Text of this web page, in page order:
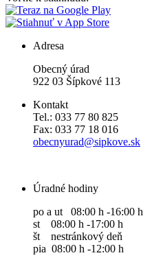
Adresa
Obecný úrad
922 03 Šípkové 113
Kontakt
Tel.: 033 77 80 825
Fax: 033 77 18 016
obecnyurad@sipkove.sk
Úradné hodiny
po a ut 08:00 h -16:00 h
st 08:00 h -17:00 h
št nestránkový deň
pia 08:00 h -12:00 h